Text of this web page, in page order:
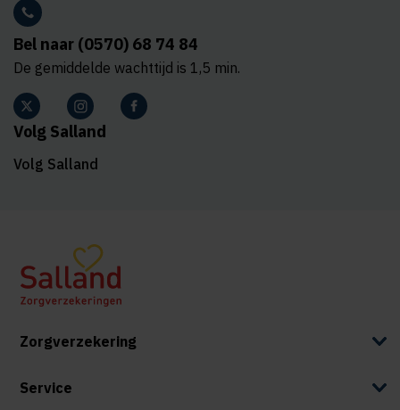
Bel naar (0570) 68 74 84
De gemiddelde wachttijd is 1,5 min.
Volg Salland
Volg Salland
Zorgverzekering
Service